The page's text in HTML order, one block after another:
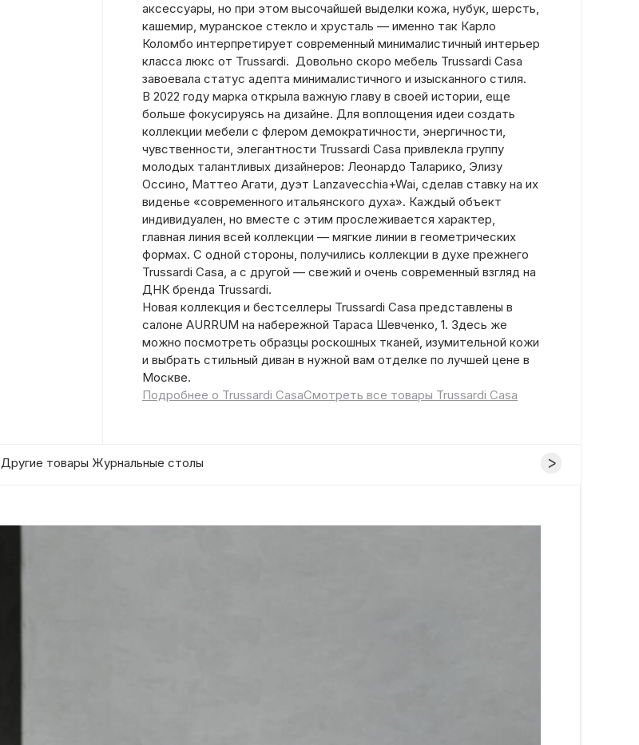
аксессуары, но при этом высочайшей выделки кожа, нубук, шерсть,
кашемир, муранское стекло и хрусталь — именно так Карло
Коломбо интерпретирует современный минималистичный интерьер
класса люкс от Trussardi. Довольно скоро мебель Trussardi Casa
завоевала статус адепта минималистичного и изысканного стиля.
В 2022 году марка открыла важную главу в своей истории, еще
больше фокусируясь на дизайне. Для воплощения идеи создать
коллекции мебели с флером демократичности, энергичности,
чувственности, элегантности Trussardi Casa привлекла группу
молодых талантливых дизайнеров: Леонардо Таларико, Элизу
Оссино, Маттео Агати, дуэт Lanzavecchia+Wai, сделав ставку на их
виденье «современного итальянского духа». Каждый объект
индивидуален, но вместе с этим прослеживается характер,
главная линия всей коллекции — мягкие линии в геометрических
формах. С одной стороны, получились коллекции в духе прежнего
Trussardi Casa, а с другой — свежий и очень современный взгляд на
ДНК бренда Trussardi.
Новая коллекция и бестселлеры Trussardi Casa представлены в
салоне AURRUM на набережной Тараса Шевченко, 1. Здесь же
можно посмотреть образцы роскошных тканей, изумительной кожи
и выбрать стильный диван в нужной вам отделке по лучшей цене в
Москве.
Подробнее о Trussardi CasaСмотреть все товары Trussardi Casa
Другие товары Журнальные столы